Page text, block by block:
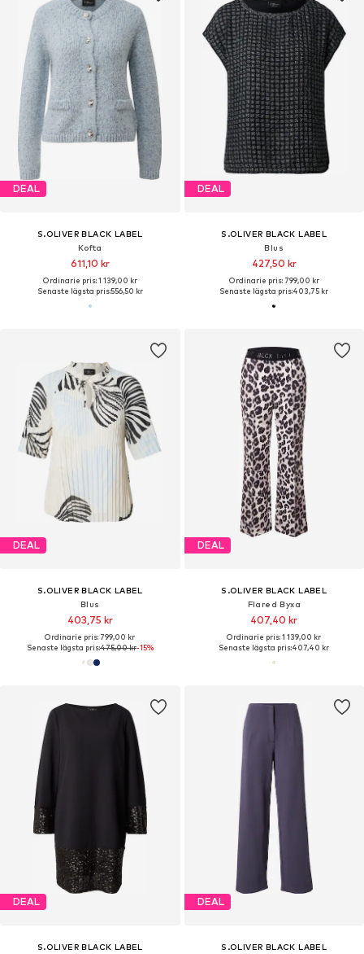
DEAL
S.OLIVER BLACK LABEL
Kofta
611,10 kr
Ordinarie pris: 1 139,00 kr
Senaste lägsta pris:556,50 kr
DEAL
S.OLIVER BLACK LABEL
Blus
427,50 kr
Ordinarie pris: 799,00 kr
Senaste lägsta pris:403,75 kr
DEAL
S.OLIVER BLACK LABEL
Blus
403,75 kr
Ordinarie pris: 799,00 kr
Senaste lägsta pris:475,00 kr-15%
DEAL
S.OLIVER BLACK LABEL
Flared Byxa
407,40 kr
Ordinarie pris: 1 139,00 kr
Senaste lägsta pris:407,40 kr
DEAL
S.OLIVER BLACK LABEL
DEAL
S.OLIVER BLACK LABEL